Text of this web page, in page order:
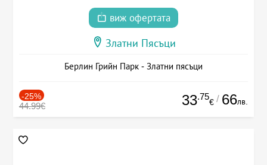
виж офертата
Златни Пясъци
Берлин Грийн Парк - Златни пясъци
-25%
44.99€ 33.75
€ / 66лв.